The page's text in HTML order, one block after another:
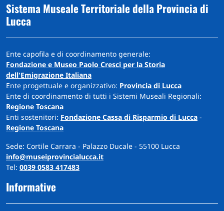
Sistema Museale Territoriale della Provincia di
Lucca
Ente capofila e di coordinamento generale:
Fondazione e Museo Paolo Cresci per la Storia
dell'Emigrazione Italiana
Ente progettuale e organizzativo: Provincia di Lucca
Ente di coordinamento di tutti i Sistemi Museali Regionali:
Regione Toscana
Enti sostenitori: Fondazione Cassa di Risparmio di Lucca -
Regione Toscana
Sede: Cortile Carrara - Palazzo Ducale - 55100 Lucca
info@museiprovincialucca.it
Tel: 0039 0583 417483
Informative